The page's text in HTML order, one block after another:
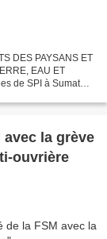
DES PAYSANS ET
EAU ET
de SPI à Sumatera
la grève
ouvrière